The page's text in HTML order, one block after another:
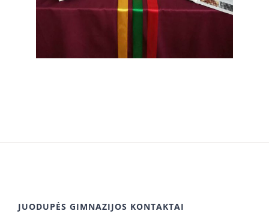
JUODUPĖS GIMNAZIJOS KONTAKTAI